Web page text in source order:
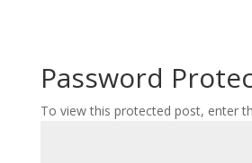
Password
To view this protected post, enter